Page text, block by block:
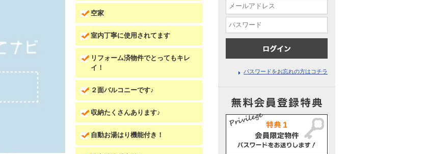
空家
室内丁寧に使用されてます
リフォーム済物件でとってもキレ
イ！
２面バルコニーです♪
収納たくさんあります♪
自動お湯はり機能付き！
パスワードをお忘れの方はコチラ